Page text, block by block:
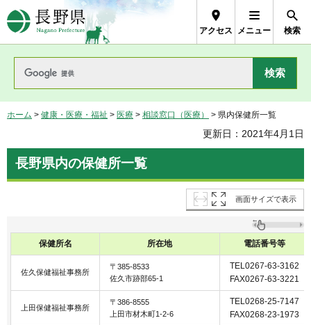
長野県Nagano Prefecture
アクセス メニュー 検索
ホーム > 健康・医療・福祉 > 医療 > 相談窓口（医療） > 県内保健所一覧
更新日：2021年4月1日
長野県内の保健所一覧
画面サイズで表示
保健所名 所在地 電話番号等
佐久保健福祉事務所
〒385-8533
佐久市跡部65-1
TEL0267-63-3162
FAX0267-63-3221
上田保健福祉事務所
〒386-8555
上田市材木町1-2-6
TEL0268-25-7147
FAX0268-23-1973